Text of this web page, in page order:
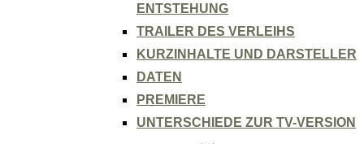
ENTSTEHUNG
TRAILER DES VERLEIHS
KURZINHALTE UND DARSTELLER
DATEN
PREMIERE
UNTERSCHIEDE ZUR TV-VERSION